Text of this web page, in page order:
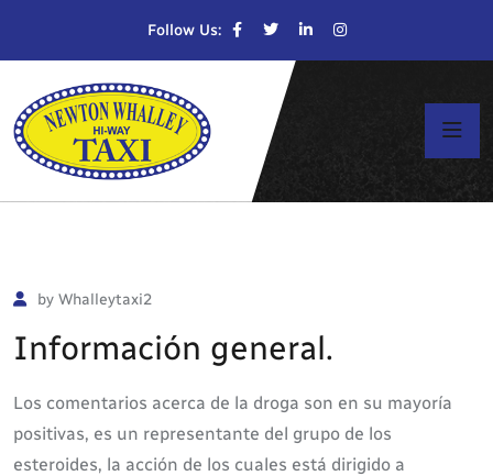
Follow Us:
by Whalleytaxi2
Información general.
Los comentarios acerca de la droga son en su mayoría
positivas, es un representante del grupo de los
esteroides, la acción de los cuales está dirigido a